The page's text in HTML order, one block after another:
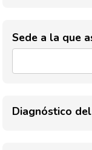
Sede a la que
Diagnóstico